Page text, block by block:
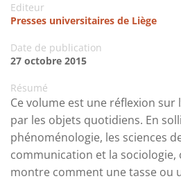
Editeur
Presses universitaires de Liège
Date de publication
27 octobre 2015
Résumé
Ce volume est une réflexion
par les objets quotidiens. En
phénoménologie, les sciences
communication et la
montre comment une tasse ou